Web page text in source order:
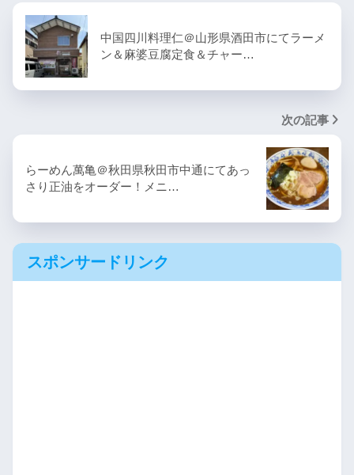
中国四川料理仁＠山形県酒田市にてラーメ
ン＆麻婆豆腐定食＆チャー…
次の記事
らーめん萬亀＠秋田県秋田市中通にてあっ
さり正油をオーダー！メニ…
スポンサードリンク